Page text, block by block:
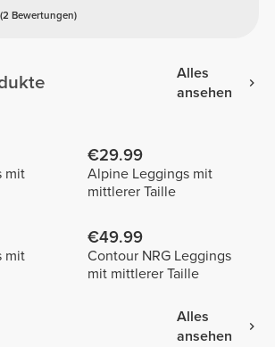
(2 Bewertungen)
Alles
ansehen
mit
€29.99
Alpine Leggings mit
mittlerer Taille
mit
€49.99
Contour NRG Leggings
mit mittlerer Taille
Alles
ansehen